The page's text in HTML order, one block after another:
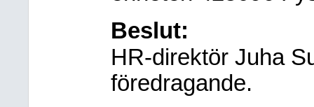
Beslut:
HR-direktör Juha
föredragande.